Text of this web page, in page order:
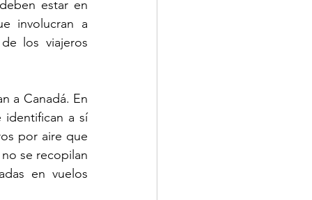
estar en
involucran a
los viajeros
a Canadá. En
identifican a sí
por aire que
se recopilan
en vuelos